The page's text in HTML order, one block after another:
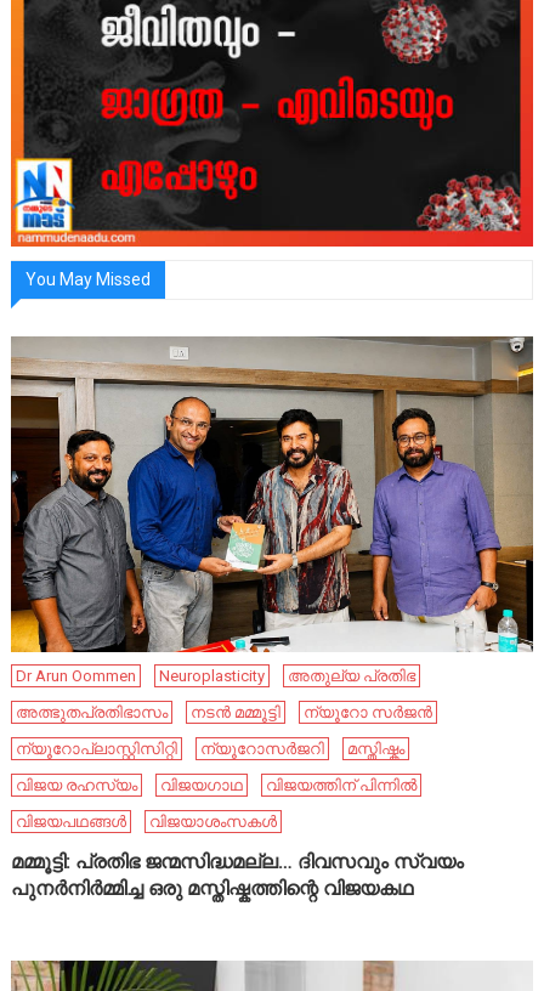
You May Missed
Dr Arun Oommen Neuroplasticity
അതുല്യ പ്രതിഭ
അത്ഭുതപ്രതിഭാസം
നടൻ മമ്മൂട്ടി
ന്യൂറോ സർജൻ
ന്യൂറോപ്ലാസ്റ്റിസിറ്റി
ന്യൂറോസർജറി
മസ്തിഷ്കം
വിജയ രഹസ്യം
വിജയഗാഥ
വിജയത്തിന് പിന്നിൽ
വിജയപഥങ്ങൾ
വിജയാശംസകൾ
മമ്മൂട്ടി: പ്രതിഭ ജന്മസിദ്ധമല്ല… ദിവസവും സ്വയം
പുനർനിർമ്മിച്ച ഒരു മസ്തിഷ്കത്തിന്റെ വിജയകഥ